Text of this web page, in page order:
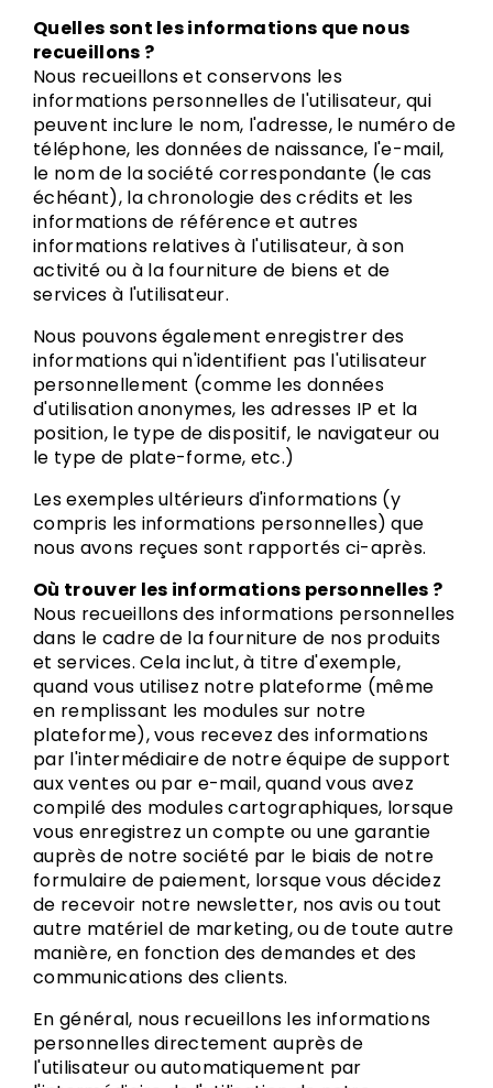
Quelles sont les informations que nous
recueillons ?
Nous recueillons et conservons les
informations personnelles de l'utilisateur, qui
peuvent inclure le nom, l'adresse, le numéro de
téléphone, les données de naissance, l'e-mail,
le nom de la société correspondante (le cas
échéant), la chronologie des crédits et les
informations de référence et autres
informations relatives à l'utilisateur, à son
activité ou à la fourniture de biens et de
services à l'utilisateur.
Nous pouvons également enregistrer des
informations qui n'identifient pas l'utilisateur
personnellement (comme les données
d'utilisation anonymes, les adresses IP et la
position, le type de dispositif, le navigateur ou
le type de plate-forme, etc.)
Les exemples ultérieurs d'informations (y
compris les informations personnelles) que
nous avons reçues sont rapportés ci-après.
Où trouver les informations personnelles ?
Nous recueillons des informations personnelles
dans le cadre de la fourniture de nos produits
et services. Cela inclut, à titre d'exemple,
quand vous utilisez notre plateforme (même
en remplissant les modules sur notre
plateforme), vous recevez des informations
par l'intermédiaire de notre équipe de support
aux ventes ou par e-mail, quand vous avez
compilé des modules cartographiques, lorsque
vous enregistrez un compte ou une garantie
auprès de notre société par le biais de notre
formulaire de paiement, lorsque vous décidez
de recevoir notre newsletter, nos avis ou tout
autre matériel de marketing, ou de toute autre
manière, en fonction des demandes et des
communications des clients.
En général, nous recueillons les informations
personnelles directement auprès de
l'utilisateur ou automatiquement par